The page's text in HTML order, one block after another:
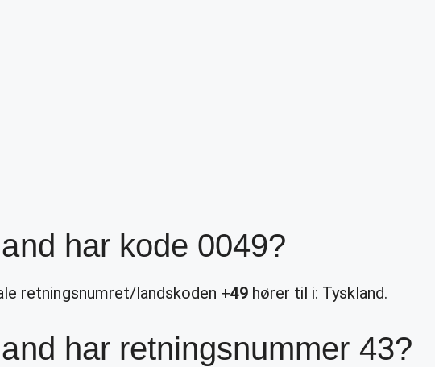
har kode 0049?
retningsnumret/landskoden +49hører til i: Tyskland.
har retningsnummer 43?